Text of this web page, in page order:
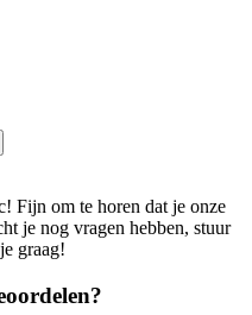
Fijn om te horen dat je onze
je nog vragen hebben, stuur
graag!